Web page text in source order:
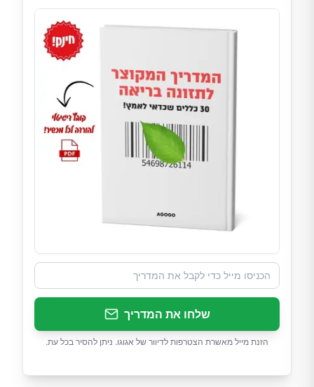
שלחו את המדריך
הזנת מייל מאשרת הצטרפות לדיוור של אגוגו. ניתן להסיר בכל עת.